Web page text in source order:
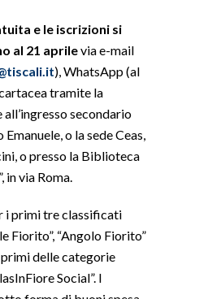
e le iscrizioni si
al 21 aprilevia e-mail
), WhatsApp (al
tramite la
secondario
o la sede Ceas,
o presso la Biblioteca
in via Roma.
i primi tre classificati
Fiorito”, “Angolo Fiorito”
primi delle categorie
Social”. I